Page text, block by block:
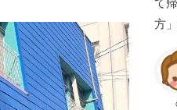
て
方